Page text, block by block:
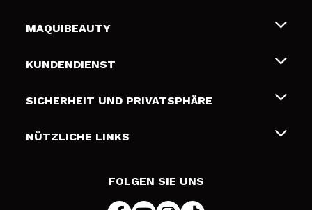
MAQUIBEAUTY
Über uns
Geschenkkarten
KUNDENDIENST
Liefer- und Versandkosten
Zahlung
SICHERHEIT UND PRIVATSPHÄRE
Bedingungen und Datenschutz
NÜTZLICHE LINKS
FOLGEN SIE UNS